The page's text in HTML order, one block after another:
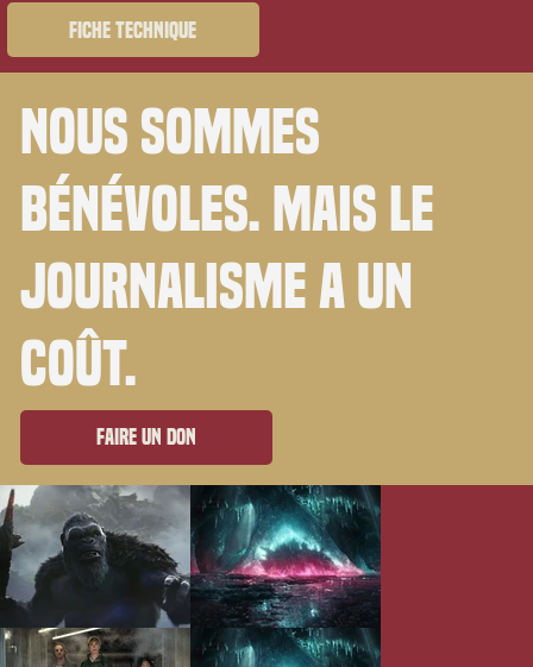
Fiche technique
Nous sommes
bénévoles. Mais le
journalisme a un
coût.
Faire un don